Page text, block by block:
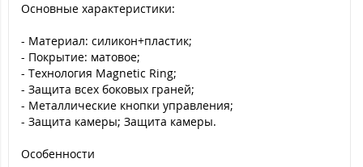
Основные характеристики:
- Материал: силикон+пластик;
- Покрытие: матовое;
- Технология Magnetic Ring;
- Защита всех боковых граней;
- Металлические кнопки управления;
- Защита камеры; Защита камеры.
Особенности